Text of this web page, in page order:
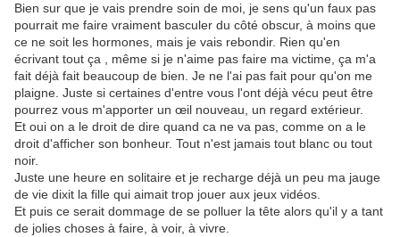
Bien sur que je vais prendre soin de moi, je sens qu'un faux pas
pourrait me faire vraiment basculer du côté obscur, à moins que
ce ne soit les hormones, mais je vais rebondir. Rien qu'en
écrivant tout ça , même si je n'aime pas faire ma victime, ça m'a
fait déjà fait beaucoup de bien. Je ne l'ai pas fait pour qu'on me
plaigne. Juste si certaines d'entre vous l'ont déjà vécu peut être
pourrez vous m'apporter un œil nouveau, un regard extérieur.
Et oui on a le droit de dire quand ca ne va pas, comme on a le
droit d'afficher son bonheur. Tout n'est jamais tout blanc ou tout
noir.
Juste une heure en solitaire et je recharge déjà un peu ma jauge
de vie dixit la fille qui aimait trop jouer aux jeux vidéos.
Et puis ce serait dommage de se polluer la tête alors qu'il y a tant
de jolies choses à faire, à voir, à vivre.